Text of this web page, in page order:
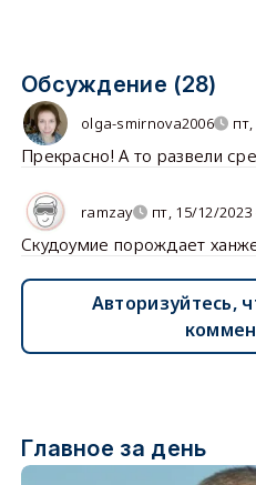
Обсуждение (28)
olga-smirnova2006
Прекрасно! А то развели
ramzay пт, 15/12/2023
Скудоумие порождает
Авторизуйтесь,
Главное за день